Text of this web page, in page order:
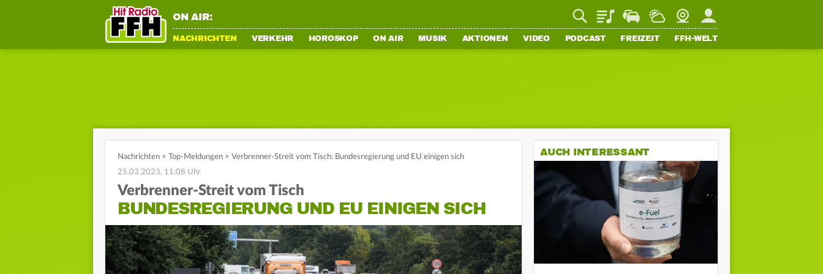
ON AIR: PlaylistStaupilotWetterWebcamMein FFH
NACHRICHTEN VERKEHR HOROSKOP ON AIR MUSIK AKTIONEN VIDEO PODCAST FREIZEIT FFH-WELT
Nachrichten > Top-Meldungen > Verbrenner-Streit vom Tisch: Bundesregierung und EU einigen sich
25.03.2023, 11:08 Uhr
Verbrenner-Streit vom Tisch
BUNDESREGIERUNG UND EU EINIGEN SICH
AUCH INTERESSANT